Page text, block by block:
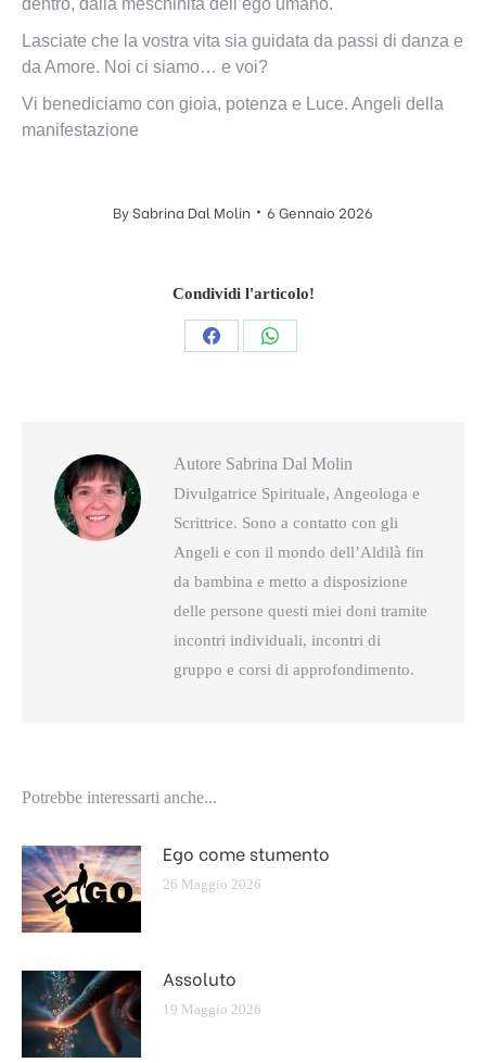
dentro, dalla meschinità dell’ego umano.
Lasciate che la vostra vita sia guidata da passi di danza e
da Amore. Noi ci siamo… e voi?
Vi benediciamo con gioia, potenza e Luce. Angeli della
manifestazione
BySabrina Dal Molin 6 Gennaio 2026
Condividi l'articolo!
CondividiCondividi
Autore Sabrina Dal Molin
Divulgatrice Spirituale, Angeologa e
Scrittrice. Sono a contatto con gli
Angeli e con il mondo dell’Aldilà fin
da bambina e metto a disposizione
delle persone questi miei doni tramite
incontri individuali, incontri di
gruppo e corsi di approfondimento.
Potrebbe interessarti anche...
Ego come stumento
26 Maggio 2026
Assoluto
19 Maggio 2026